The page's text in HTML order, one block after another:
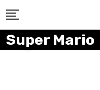
Super Mario